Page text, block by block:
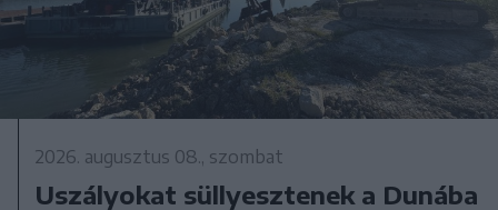
2026. augusztus 08., szombat
Uszályokat süllyesztenek a Dunába